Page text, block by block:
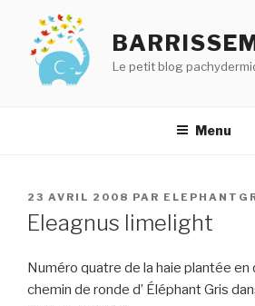
contenu
principal
Le petit blog
Menu
PUBLIÉ
LE
23 AVRIL 2008 PAR
Eleagnus limelight
Numéro quatre de la haie plantée en
chemin de ronde d’ Éléphant Gris